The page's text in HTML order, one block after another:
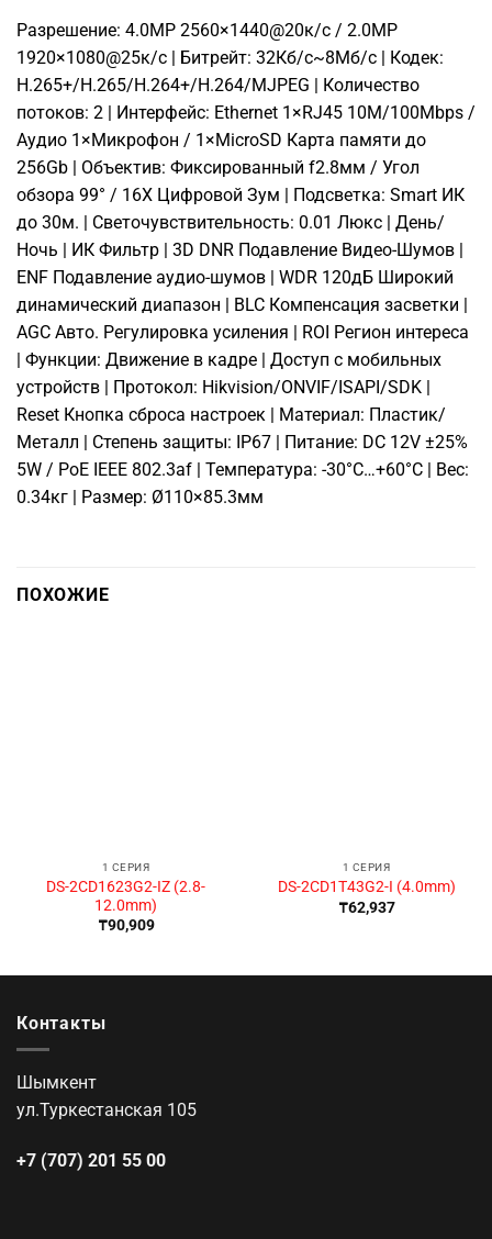
Разрешение: 4.0MP 2560×1440@20к/с / 2.0MP
1920×1080@25к/с | Битрейт: 32Кб/с~8Мб/с | Кодек:
H.265+/H.265/H.264+/H.264/MJPEG | Количество
потоков: 2 | Интерфейс: Ethernet 1×RJ45 10M/100Mbps /
Аудио 1×Микрофон / 1×MicroSD Карта памяти до
256Gb | Объектив: Фиксированный f2.8мм / Угол
обзора 99° / 16X Цифровой Зум | Подсветка: Smart ИК
до 30м. | Светочувствительность: 0.01 Люкс | День/
Ночь | ИК Фильтр | 3D DNR Подавление Видео-Шумов |
ENF Подавление аудио-шумов | WDR 120дБ Широкий
динамический диапазон | BLC Компенсация засветки |
AGC Авто. Регулировка усиления | ROI Регион интереса
| Функции: Движение в кадре | Доступ с мобильных
устройств | Протокол: Hikvision/ONVIF/ISAPI/SDK |
Reset Кнопка сброса настроек | Материал: Пластик/
Металл | Степень защиты: IP67 | Питание: DC 12V ±25%
5W / PoE IEEE 802.3af | Температура: -30°C…+60°C | Вес:
0.34кг | Размер: Ø110×85.3мм
ПОХОЖИЕ
1 СЕРИЯ
DS-2CD1623G2-IZ (2.8-
12.0mm)
₸90,909
1 СЕРИЯ
DS-2CD1T43G2-I (4.0mm)
₸62,937
Контакты
Шымкент
ул.Туркестанская 105
+7 (707) 201 55 00